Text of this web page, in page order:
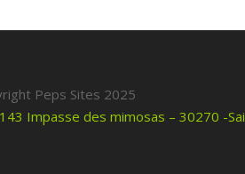
Peps Sites 2025
Impasse des mimosas – 30270 -